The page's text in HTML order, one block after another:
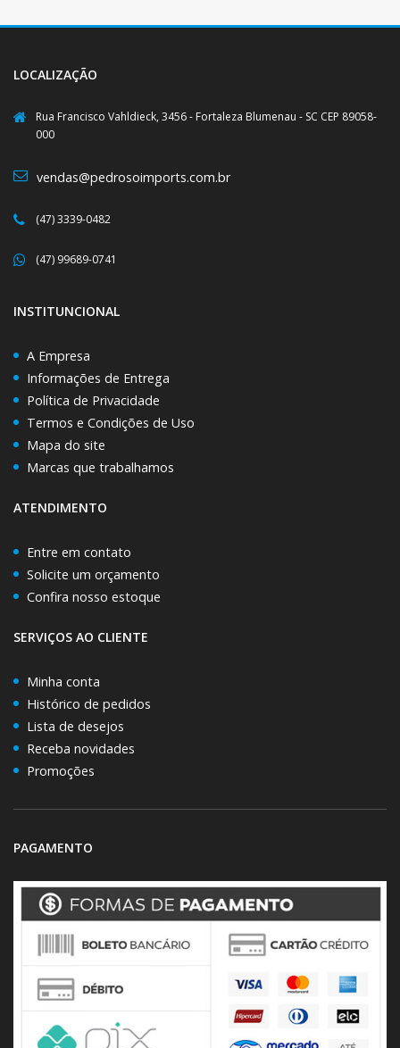
LOCALIZAÇÃO
Rua Francisco Vahldieck, 3456 - Fortaleza Blumenau - SC CEP 89058-
000
vendas@pedrosoimports.com.br
(47) 3339-0482
(47) 99689-0741
INSTITUNCIONAL
A Empresa
Informações de Entrega
Política de Privacidade
Termos e Condições de Uso
Mapa do site
Marcas que trabalhamos
ATENDIMENTO
Entre em contato
Solicite um orçamento
Confira nosso estoque
SERVIÇOS AO CLIENTE
Minha conta
Histórico de pedidos
Lista de desejos
Receba novidades
Promoções
PAGAMENTO